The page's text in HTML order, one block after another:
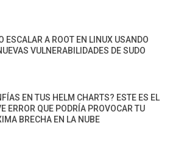
ESCALAR A ROOT EN LINUX USANDO
VULNERABILIDADES DE SUDO
EN TUS HELM CHARTS? ESTE ES EL
ERROR QUE PODRÍA PROVOCAR TU
BRECHA EN LA NUBE